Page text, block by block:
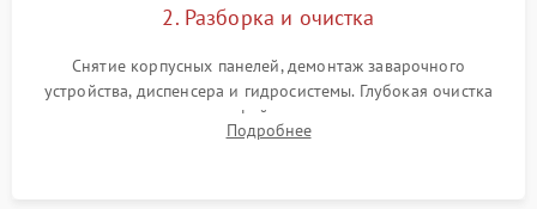
2. Разборка и очистка
Снятие корпусных панелей, демонтаж заварочного
устройства, диспенсера и гидросистемы. Глубокая очистка
внутренних узлов от кофейных масел, жмыха и накипи.
Промывка дренажных каналов и фильтров с использованием
Подробнее